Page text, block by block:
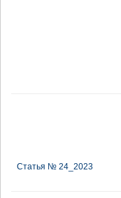
Статья № 24_2023